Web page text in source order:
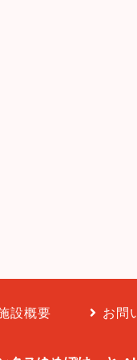
設概要 お問